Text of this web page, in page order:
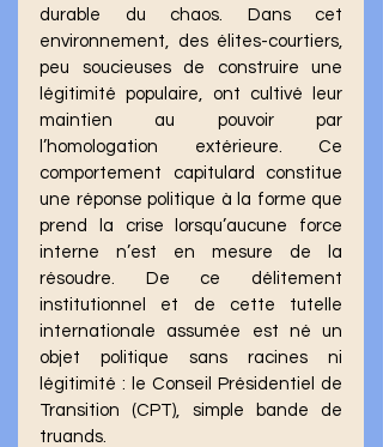
durable du chaos. Dans cet
environnement, des élites-courtiers,
peu soucieuses de construire une
légitimité populaire, ont cultivé leur
maintien au pouvoir par
l’homologation extérieure. Ce
comportement capitulard constitue
une réponse politique à la forme que
prend la crise lorsqu’aucune force
interne n’est en mesure de la
résoudre. De ce délitement
institutionnel et de cette tutelle
internationale assumée est né un
objet politique sans racines ni
légitimité : le Conseil Présidentiel de
Transition (CPT), simple bande de
truands.